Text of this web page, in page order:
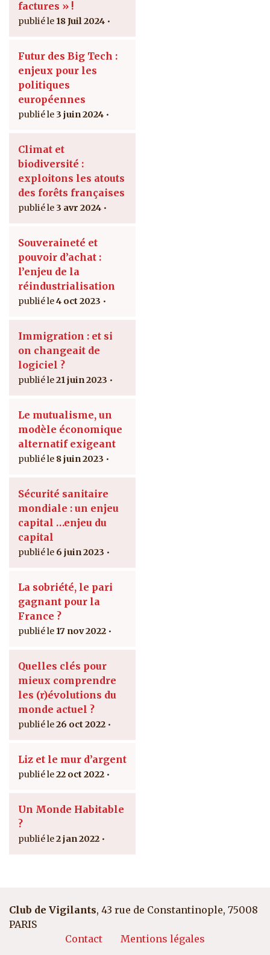
factures » !
18 Juil 2024
Futur des Big Tech :
enjeux pour les
politiques
européennes
3 juin 2024
Climat et
biodiversité :
exploitons les atouts
des forêts françaises
3 avr 2024
Souveraineté et
pouvoir d’achat :
l’enjeu de la
réindustrialisation
4 oct 2023
Immigration : et si
on changeait de
logiciel ?
21 juin 2023
Le mutualisme, un
modèle économique
alternatif exigeant
8 juin 2023
Sécurité sanitaire
mondiale : un enjeu
capital …enjeu du
capital
6 juin 2023
La sobriété, le pari
gagnant pour la
France ?
17 nov 2022
Quelles clés pour
mieux comprendre
les (r)évolutions du
monde actuel ?
26 oct 2022
Liz et le mur d’argent
22 oct 2022
Un Monde Habitable
?
2 jan 2022
Club de Vigilants, 43 rue de Constantinople, 75008
PARIS
Pied de page
Contact Mentions légales